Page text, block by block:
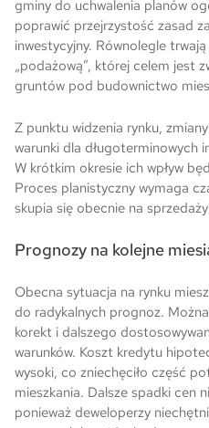
gminy do uchwalenia planów
poprawić przejrzystość zasad
inwestycyjny. Równolegle
„podażową”, której celem jest
gruntów pod budownictwo
Z punktu widzenia rynku,
warunki dla długoterminowych
W krótkim okresie ich wpływ
Proces planistyczny wymaga
skupia się obecnie na
Prognozy na kolejne
Obecna sytuacja na rynku
do radykalnych prognoz.
korekt i dalszego
warunków. Koszt kredytu
wysoki, co zniechęciło część
mieszkania. Dalsze spadki cen
ponieważ deweloperzy